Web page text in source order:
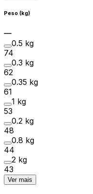
Peso (kg)
0.5 kg
74
0.3 kg
62
0.35 kg
61
1 kg
53
0.2 kg
48
0.8 kg
44
2 kg
43
Ver mais